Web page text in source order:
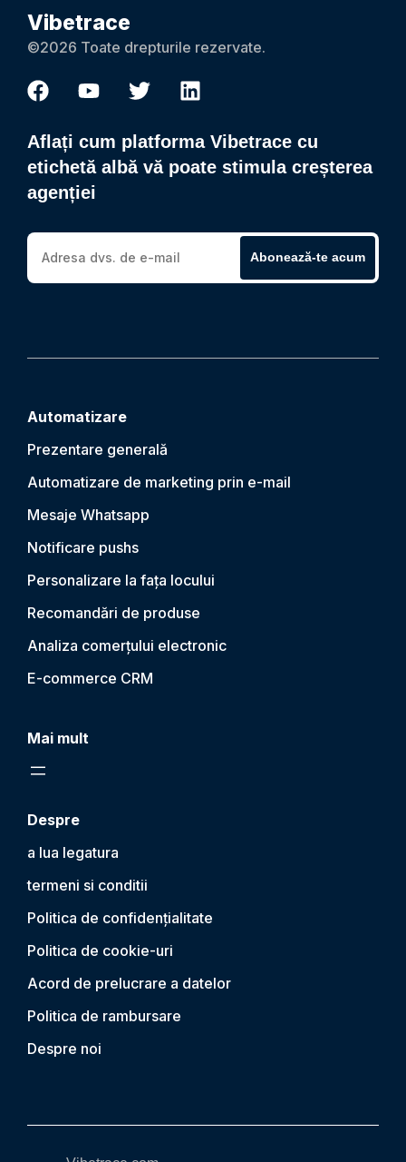
Vibetrace
©2026 Toate drepturile rezervate.
Aflați cum platforma Vibetrace cu
etichetă albă vă poate stimula creșterea
agenției
Abonează-te acum
Automatizare
Prezentare generală
Automatizare de marketing prin e-mail
Mesaje Whatsapp
Notificare pushs
Personalizare la fața locului
Recomandări de produse
Analiza comerțului electronic
E-commerce CRM
Mai mult
Despre
a lua legatura
termeni si conditii
Politica de confidențialitate
Politica de cookie-uri
Acord de prelucrare a datelor
Politica de rambursare
Despre noi